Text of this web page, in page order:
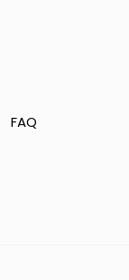
FAQ